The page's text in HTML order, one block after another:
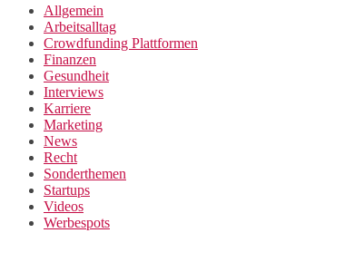
Allgemein
Arbeitsalltag
Crowdfunding Plattformen
Finanzen
Gesundheit
Interviews
Karriere
Marketing
News
Recht
Sonderthemen
Startups
Videos
Werbespots